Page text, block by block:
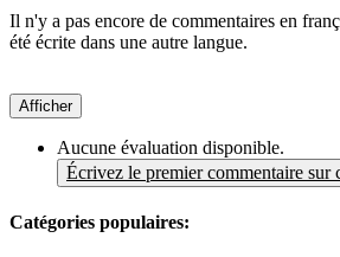
Il n'y a pas encore de commentaires en
été écrite dans une autre langue.
Afficher
Aucune évaluation disponible.
Écrivez le premier commentaire sur
Catégories populaires: